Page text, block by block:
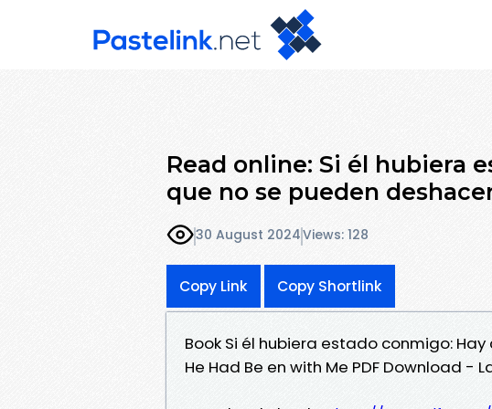
Read online: Si él hubiera
que no se pueden
30 August 2024Views: 128
Copy Link Copy Shortlink
Book Si él hubiera estado conmigo:
He Had Be en with Me PDF Download -